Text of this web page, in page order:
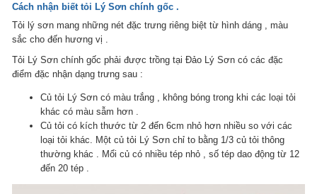
Cách nhận biết tỏi Lý Sơn chính gốc .
Tỏi lý sơn mang những nét đặc trưng riêng biệt từ hình dáng , màu
sắc cho đến hương vị .
Tỏi Lý Sơn chính gốc phải được trồng tại Đảo Lý Sơn có các đặc
điểm đặc nhận dạng trưng sau :
Củ tỏi Lý Sơn có màu trắng , không bóng trong khi các loại tỏi
khác có màu sẫm hơn .
Củ tỏi có kích thước từ 2 đến 6cm nhỏ hơn nhiều so với các
loại tỏi khác. Một củ tỏi Lý Sơn chỉ to bằng 1/3 củ tỏi thông
thường khác . Mổi củ có nhiều tép nhỏ , số tép dao động từ 12
đến 20 tép .